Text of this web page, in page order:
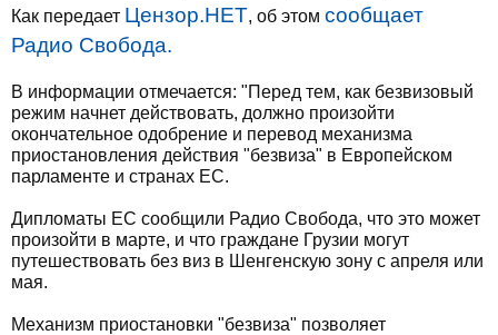
Как передает Цензор.НЕТ, об этом сообщает
Радио Свобода.
В информации отмечается: "Перед тем, как безвизовый
режим начнет действовать, должно произойти
окончательное одобрение и перевод механизма
приостановления действия "безвиза" в Европейском
парламенте и странах ЕС.
Дипломаты ЕС сообщили Радио Свобода, что это может
произойти в марте, и что граждане Грузии могут
путешествовать без виз в Шенгенскую зону с апреля или
мая.
Механизм приостановки "безвиза" позволяет